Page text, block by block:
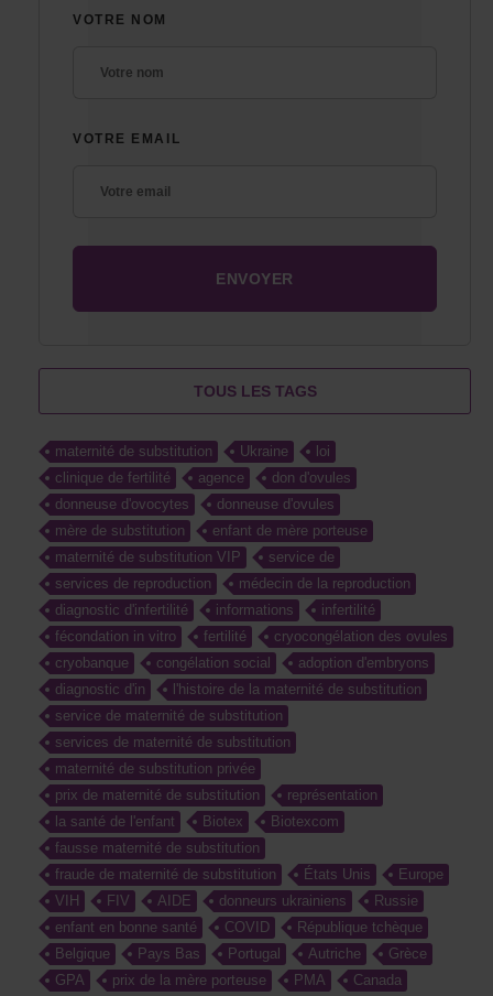
VOTRE NOM
VOTRE EMAIL
TOUS LES TAGS
maternité de substitution Ukraine
loi
clinique de fertilité
agence
don d'ovules
donneuse d'ovocytes
donneuse d'ovules
mère de substitution
enfant de mère porteuse
maternité de substitution VIP
service de
services de reproduction
médecin de la reproduction
diagnostic d'infertilité
informations
infertilité
fécondation in vitro
fertilité
cryocongélation des ovules
cryobanque
congélation social
adoption d'embryons
diagnostic d'in
l'histoire de la maternité de substitution
service de maternité de substitution
services de maternité de substitution
maternité de substitution privée
prix de maternité de substitution
représentation
la santé de l'enfant
Biotex
Biotexcom
fausse maternité de substitution
fraude de maternité de substitution
États Unis
Europe
VIH
FIV AIDE donneurs ukrainiens
Russie
enfant en bonne santé
COVID
République tchèque
Belgique
Pays Bas Portugal Autriche
Grèce
GPA
prix de la mère porteuse PMA Canada